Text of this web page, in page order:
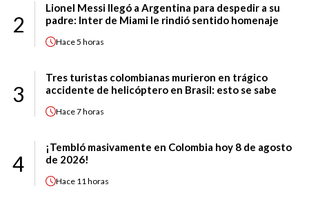
2
Lionel Messi llegó a Argentina para despedir a su
padre: Inter de Miami le rindió sentido homenaje
Hace5 horas
3
Tres turistas colombianas murieron en trágico
accidente de helicóptero en Brasil: esto se sabe
Hace7 horas
4
¡Tembló masivamente en Colombia hoy 8 de agosto
de 2026!
Hace 11 horas